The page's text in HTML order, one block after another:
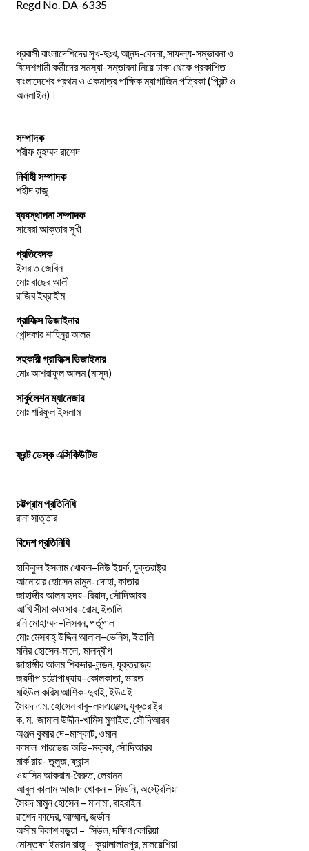
Regd No. DA-6335
প্রবাসী বাংলাদেশিদের সুখ-দুঃখ, আনন্দ-বেদনা, সাফল্য-সম্ভাবনা ও
বিদেশগামী কর্মীদের সমস্যা-সম্ভাবনা নিয়ে ঢাকা থেকে প্রকাশিত
বাংলাদেশের প্রথম ও একমাত্র পাক্ষিক ম্যাগাজিন পত্রিকা (প্রিন্ট ও
অনলাইন)।
সম্পাদক
শরীফ মুহম্মদ রাশেদ
নির্বাহী সম্পাদক
শহীদ রাজু
ব্যবস্থাপনা সম্পাদক
সাবেরা আক্তার সুখী
প্রতিবেদক
ইসরাত জেবিন
মোঃ বাছের আলী
রাজিব ইব্রাহীম
গ্রাফিক্স ডিজাইনার
খোন্দকার শাহিনুর আলম
সহকারী গ্রাফিক্স ডিজাইনার
মোঃ আশরাফুল আলম (মাসুদ)
সার্কুলেশন ম্যানেজার
মোঃ শরিফুল ইসলাম
ফ্রন্ট ডেস্ক এক্সিকিউটিভ
চট্টগ্রাম প্রতিনিধি
রানা সাত্তার
বিদেশ প্রতিনিধি
হাকিকুলইসলামখোকন–নিউইয়র্ক, যুক্তরাষ্ট্র
আনোয়ারহোসেনমামুন-দোহা কাতার
জাহাঙ্গীরআলমহৃদয়–রিয়াদ সৌদিআরব
আখিসীমাকাওসার–রোম,ইতালি
রনিমোহাম্মদ–লিসবন, পর্তুগাল
মোঃমেসবাহ্উদ্দিনআলাল–ভেনিস,ইতালি
মনির হোসেন-মালে, মালদ্বীপ
জাহাঙ্গীর আলম শিকদার-লন্ডন, যুক্তরাজ্য
জয়দীপচট্টোপাধ্যায়–কোলকাতা ভারত
মহিউল করিম আশিক-দুবাই, ইউএই
সৈয়দএম. হোসেনবাবু–লসএঞ্জেল্স, যুক্তরাষ্ট্র
ক ম. জামালউদ্দীন-খামিস মুশাইত, সৌদিআরব
অঞ্জনকুমারদে–মাস্কাট, ওমান
কামাল পারভেজঅভি–মক্কা সৌদিআরব
মার্ক রায়- তুলুজ, ফ্রান্স
ওয়াসিম আকরাম-বৈরুত, লেবানন
আবুল কালাম আজাদ খোকন – সিডনি, অস্ট্রেলিয়া
সৈয়দ মামুন হোসেন – মানামা, বাহরাইন
রাশেদ কাদের, আম্মান, জর্ডান
অসীম বিকাশ বড়ুয়া – সিউল, দক্ষিণ কোরিয়া
মোস্তফা ইমরান রাজু – কুয়ালালামপুর, মালয়েশিয়া